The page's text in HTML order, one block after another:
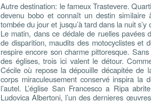
Autre destination: le fameux Trastevere.
devenu bobo et connaît un destin similaire
tombée du jour et jusqu’à tard dans la nuit
Le matin, dans ce dédale de ruelles pavées
de disparition, maudits des motocyclistes et
respire encore son charme pittoresque.
des églises, trois ici valent le détour.
Cécile où repose la dépouille décapitée de
corps miraculeusement conservé inspira la
l’autel. L’église San Francesco a Ripa
Ludovica Albertoni, l’un des dernieres